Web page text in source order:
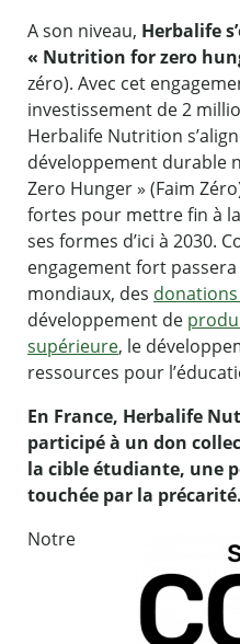
A son niveau, Herbalife
« Nutrition for zero
zéro). Avec cet
investissement de 2
Herbalife Nutrition
développement durable
Zero Hunger » (Faim
fortes pour mettre fin à
ses formes d’ici à 2030.
engagement fort
mondiaux, des
développement de
supérieure, le
ressources pour
En France, Herbalife
participé à un don
la cible étudiante, une
touchée par la précarité.
Notre